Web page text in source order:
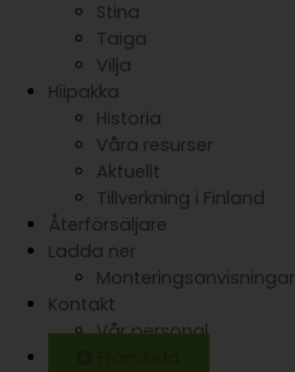
Stina
Taiga
Vilja
Hiipakka
Historia
Våra resurser
Aktuellt
Tillverkning i Finland
Återförsäljare
Ladda ner
Monteringsanvisningar
Kontakt
Vår personal